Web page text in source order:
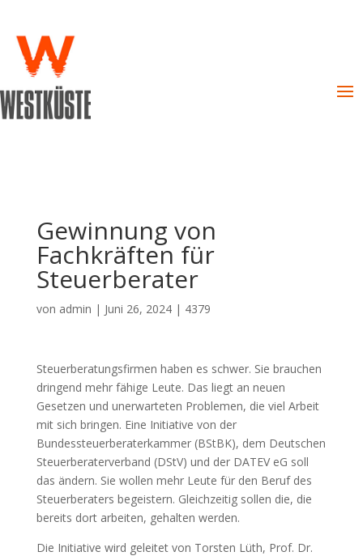
Gewinnung von
Fachkräften für
Steuerberater
von admin | Juni 26, 2024| 4379
Steuerberatungsfirmen haben es schwer. Sie brauchen
dringend mehr fähige Leute. Das liegt an neuen
Gesetzen und unerwarteten Problemen, die viel Arbeit
mit sich bringen. Eine Initiative von der
Bundessteuerberaterkammer (BStBK), dem Deutschen
Steuerberaterverband (DStV) und der DATEV eG soll
das ändern. Sie wollen mehr Leute für den Beruf des
Steuerberaters begeistern. Gleichzeitig sollen die, die
bereits dort arbeiten, gehalten werden.
Die Initiative wird geleitet von Torsten Lüth, Prof. Dr.